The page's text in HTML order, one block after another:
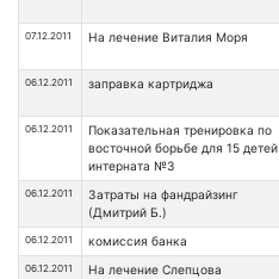
07.12.2011 На лечение Виталия Моря
06.12.2011 заправка картриджа
06.12.2011
Показательная тренировка по
восточной борьбе для 15 детей
интерната №3
06.12.2011
Затраты на фандрайзинг
(Дмитрий Б.)
06.12.2011 комиссия банка
06.12.2011
На лечение Слепцова